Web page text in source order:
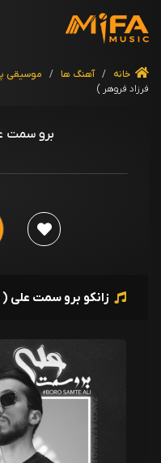
خانه / آهنگ ها / موسیقی
فرزاد فروهر )
برو سمت
زانکو برو سمت علی (